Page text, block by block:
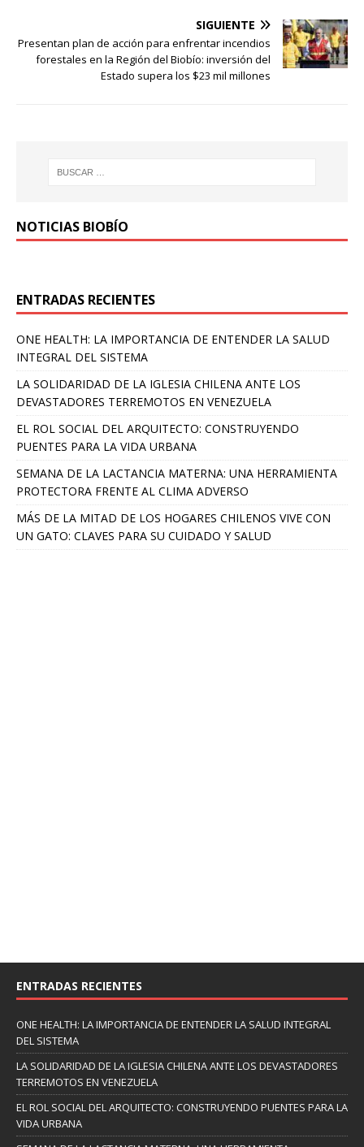
SIGUIENTE
Presentan plan de acción para enfrentar incendios
forestales en la Región del Biobío: inversión del
Estado supera los $23 mil millones
NOTICIAS BIOBÍO
ENTRADAS RECIENTES
ONE HEALTH: LA IMPORTANCIA DE ENTENDER LA SALUD
INTEGRAL DEL SISTEMA
LA SOLIDARIDAD DE LA IGLESIA CHILENA ANTE LOS
DEVASTADORES TERREMOTOS EN VENEZUELA
EL ROL SOCIAL DEL ARQUITECTO: CONSTRUYENDO
PUENTES PARA LA VIDA URBANA
SEMANA DE LA LACTANCIA MATERNA: UNA HERRAMIENTA
PROTECTORA FRENTE AL CLIMA ADVERSO
MÁS DE LA MITAD DE LOS HOGARES CHILENOS VIVE CON
UN GATO: CLAVES PARA SU CUIDADO Y SALUD
ENTRADAS RECIENTES
ONE HEALTH: LA IMPORTANCIA DE ENTENDER LA SALUD INTEGRAL
DEL SISTEMA
LA SOLIDARIDAD DE LA IGLESIA CHILENA ANTE LOS DEVASTADORES
TERREMOTOS EN VENEZUELA
EL ROL SOCIAL DEL ARQUITECTO: CONSTRUYENDO PUENTES PARA LA
VIDA URBANA